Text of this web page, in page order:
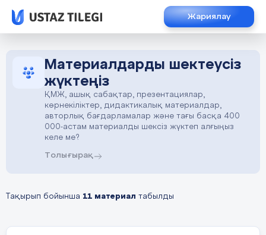
Жариялау
Материалдарды шектеусіз
жүктеңіз
ҚМЖ, ашық сабақтар, презентациялар,
көрнекіліктер, дидактикалық материалдар,
авторлық бағдарламалар және тағы басқа 400
000-астам материалды шексіз жүктеп алғыңыз
келе ме?
Толығырақ
Тақырып бойынша 11 материал табылды